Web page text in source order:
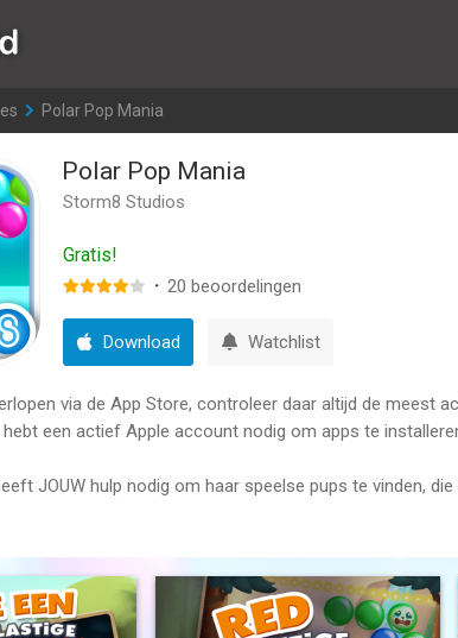
>
Polar Pop Mania
Polar Pop Mania
Storm8 Studios
Gratis!
· 20 beoordelingen
Download Watchlist
via de App Store, controleer daar altijd de meest
een actief Apple account nodig om apps te
JOUW hulp nodig om haar speelse pups te vinden,
en combineer ze om de zeeleeuwbaby's te
van de makers van Candy Blast Mania en Jewel
ijskoude noordpool!